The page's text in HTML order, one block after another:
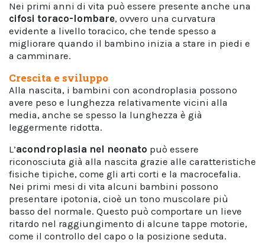
Nei primi anni di vita può essere presente anche una
cifosi toraco-lombare, ovvero una curvatura
evidente a livello toracico, che tende spesso a
migliorare quando il bambino inizia a stare in piedi e
a camminare.
Crescita e sviluppo
Alla nascita, i bambini con acondroplasia possono
avere peso e lunghezza relativamente vicini alla
media, anche se spesso la lunghezza è già
leggermente ridotta.
L’acondroplasia nel neonato può essere
riconosciuta già alla nascita grazie alle caratteristiche
fisiche tipiche, come gli arti corti e la macrocefalia.
Nei primi mesi di vita alcuni bambini possono
presentare ipotonia, cioè un tono muscolare più
basso del normale. Questo può comportare un lieve
ritardo nel raggiungimento di alcune tappe motorie,
come il controllo del capo o la posizione seduta.